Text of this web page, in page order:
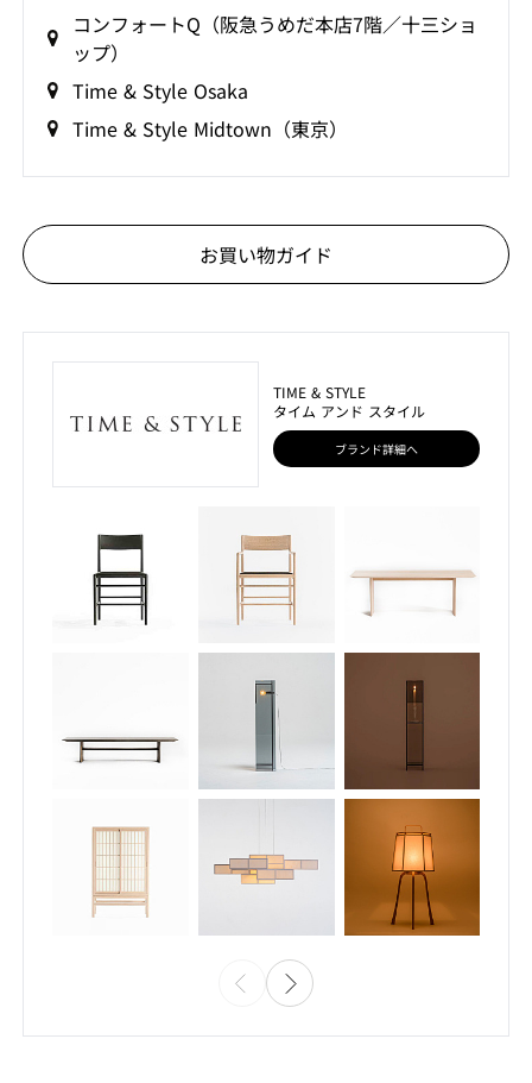
コンフォートQ（阪急うめだ本店7階／十三ショ
ップ）
Time & Style Osaka
Time & Style Midtown（東京）
お買い物ガイド
TIME & STYLE
タイム アンド スタイル
ブランド詳細へ